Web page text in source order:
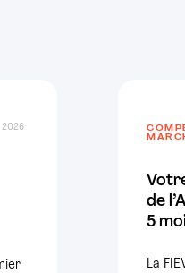
2026
de
5
La